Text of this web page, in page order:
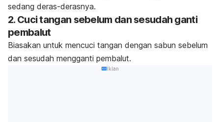
sedang deras-derasnya.
2. Cuci tangan sebelum dan sesudah ganti
pembalut
Biasakan untuk mencuci tangan dengan sabun sebelum
dan sesudah mengganti pembalut.
Iklan